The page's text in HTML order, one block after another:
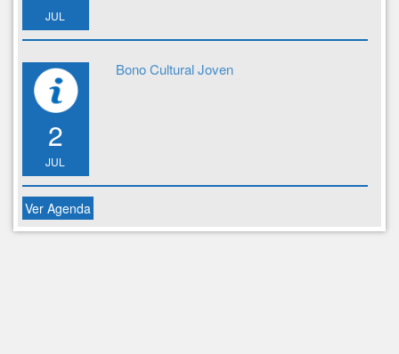
JUL
2
JUL
Bono Cultural Joven
Ver Agenda